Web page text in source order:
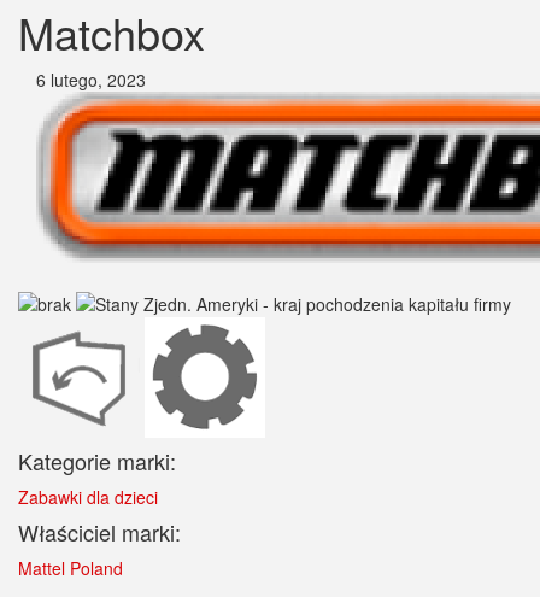
Matchbox
6 lutego, 2023
Kategorie marki:
Zabawki dla dzieci
Właściciel marki:
Mattel Poland